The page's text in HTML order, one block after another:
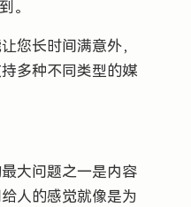
。
您长时间满意外，
多种不同类型的媒
大问题之一是内容
人的感觉就像是为